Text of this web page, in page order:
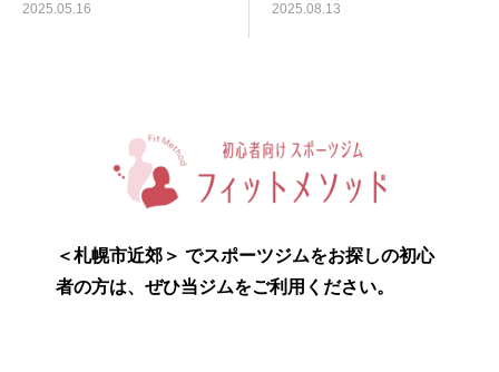
2025.05.16 2025.08.13
＜札幌市近郊＞ でスポーツジムをお探しの初心
者の方は、ぜひ当ジムをご利用ください。